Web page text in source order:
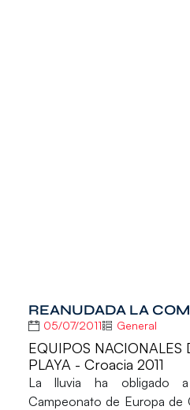
REANUDADA LA
05/07/2011 General
EQUIPOS NACIONALES
PLAYA - Croacia 2011
La lluvia ha obligado
Campeonato de Europa de